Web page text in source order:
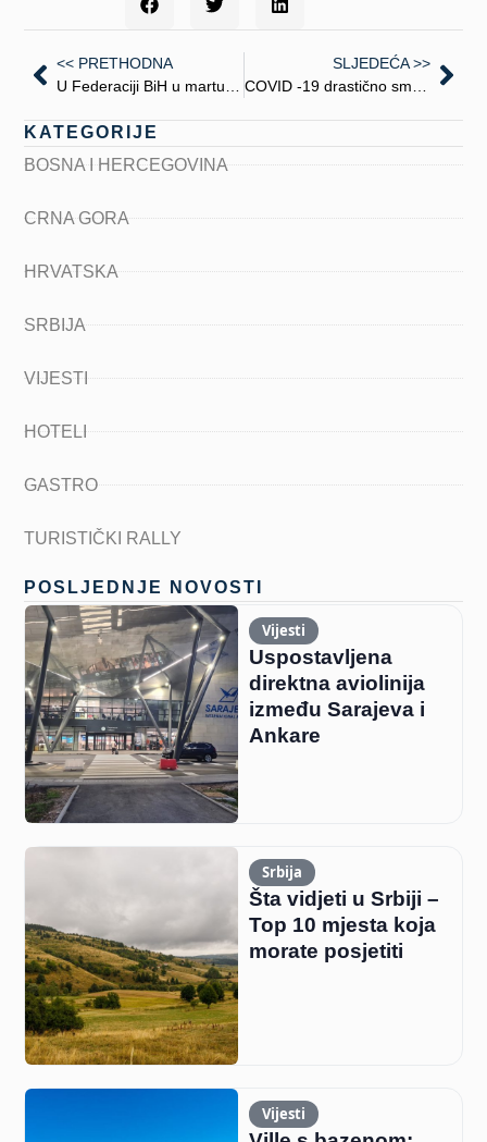
<< PRETHODNA
SLJEDEĆA >>
KATEGORIJE
BOSNA I HERCEGOVINA
CRNA GORA
HRVATSKA
SRBIJA
VIJESTI
HOTELI
GASTRO
TURISTIČKI RALLY
POSLJEDNJE NOVOSTI
Vijesti
Uspostavljena
direktna aviolinija
između Sarajeva i
Ankare
Srbija
Šta vidjeti u Srbiji –
Top 10 mjesta koja
morate posjetiti
Vijesti